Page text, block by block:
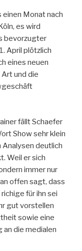
Monat nach
es wird
bevorzugter
April plötzlich
eines neuen
und die
fällt Schaefer
Show sehr klein
Analysen deutlich
Weil er sich
immer nur
offen sagt, dass
für ihn sei
gut vorstellen
sowie eine
an die medialen